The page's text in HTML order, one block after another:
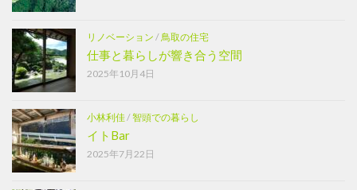
リノベーション / 鳥取の住宅
仕事と暮らしが響き合う空間
2025年10月4日
小林利佳/智頭での暮らし
イトBar
2025年7月22日